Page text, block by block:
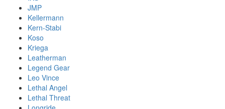
JMP
Kellermann
Kern-Stabi
Koso
Kriega
Leatherman
Legend Gear
Leo Vince
Lethal Angel
Lethal Threat